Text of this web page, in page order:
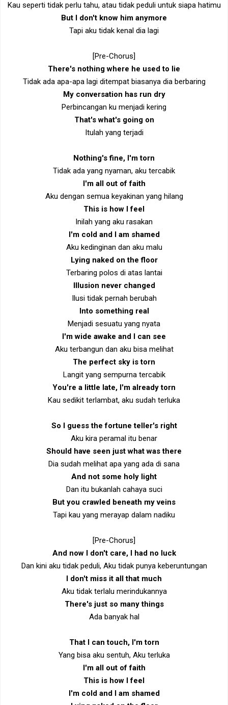
Kau seperti tidak perlu tahu, atau tidak peduli untuk siapa hatimu
But I don't know him anymore
Tapi aku tidak kenal dia lagi
[Pre-Chorus]
There's nothing where he used to lie
Tidak ada apa-apa lagi ditempat biasanya dia berbaring
My conversation has run dry
Perbincangan ku menjadi kering
That's what's going on
Itulah yang terjadi
Nothing's fine, I'm torn
Tidak ada yang nyaman, aku tercabik
I'm all out of faith
Aku dengan semua keyakinan yang hilang
This is how I feel
Inilah yang aku rasakan
I'm cold and I am shamed
Aku kedinginan dan aku malu
Lying naked on the floor
Terbaring polos di atas lantai
Illusion never changed
Ilusi tidak pernah berubah
Into something real
Menjadi sesuatu yang nyata
I'm wide awake and I can see
Aku terbangun dan aku bisa melihat
The perfect sky is torn
Langit yang sempurna tercabik
You're a little late, I'm already torn
Kau sedikit terlambat, aku sudah terluka
So I guess the fortune teller's right
Aku kira peramal itu benar
Should have seen just what was there
Dia sudah melihat apa yang ada di sana
And not some holy light
Dan itu bukanlah cahaya suci
But you crawled beneath my veins
Tapi kau yang merayap dalam nadiku
[Pre-Chorus]
And now I don't care, I had no luck
Dan kini aku tidak peduli, Aku tidak punya keberuntungan
I don't miss it all that much
Aku tidak terlalu merindukannya
There's just so many things
Ada banyak hal
That I can touch, I'm torn
Yang bisa aku sentuh, Aku terluka
I'm all out of faith
This is how I feel
I'm cold and I am shamed